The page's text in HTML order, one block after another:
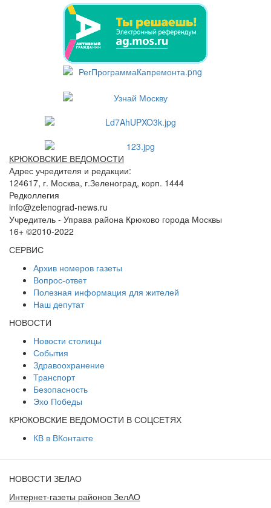
КРЮКОВСКИЕ ВЕДОМОСТИ
Адрес учредителя и редакции:
124617, г. Москва, г.Зеленоград, корп. 1444
Редколлегия
info@zelenograd-news.ru
Учредитель - Управа района Крюково города Москвы
16+ ©2010-2022
СЕРВИС
Архив номеров газеты
Вопрос-ответ
Полезная информация для жителей
Наш депутат
НОВОСТИ
Новости столицы
События
Здравоохранение
Транспорт
Безопасность
Эхо Победы
КРЮКОВСКИЕ ВЕДОМОСТИ В СОЦСЕТЯХ
КВ в ВКонтакте
НОВОСТИ ЗЕЛАО
Интернет-газеты районов ЗелАО